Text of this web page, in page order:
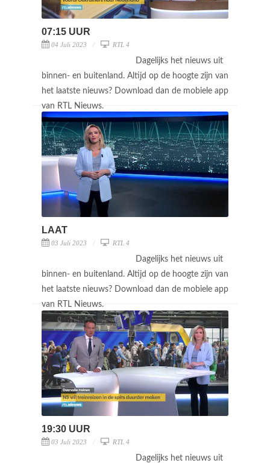
07:15 UUR
04 Juli 2023 RTL 4
Dagelijks het nieuws uit
binnen- en buitenland. Altijd op de hoogte zijn van
het laatste nieuws? Download dan de mobiele app
van RTL Nieuws.
LAAT
03 Juli 2023 RTL 4
Dagelijks het nieuws uit
binnen- en buitenland. Altijd op de hoogte zijn van
het laatste nieuws? Download dan de mobiele app
van RTL Nieuws.
19:30 UUR
03 Juli 2023 RTL 4
Dagelijks het nieuws uit